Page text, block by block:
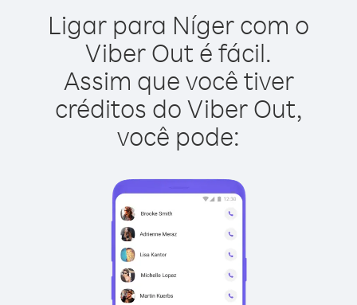
Ligar para Níger com o
Viber Out é fácil.
Assim que você tiver
créditos do Viber Out,
você pode: